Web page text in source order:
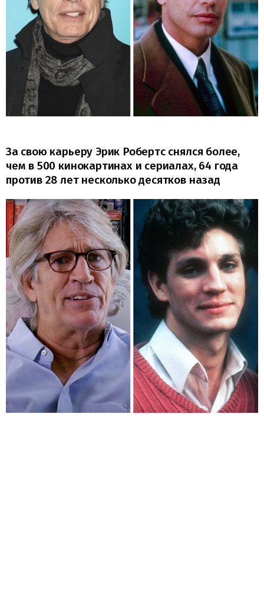
За свою карьеру Эрик Робертс снялся более,
чем в 500 кинокартинах и сериалах, 64 года
против 28 лет несколько десятков назад